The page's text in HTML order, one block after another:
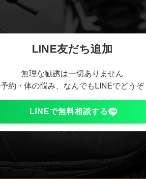
LINE友だち追加
無理な勧誘は一切ありません
予約・体の悩み、なんでもLINEでどうぞ
LINEで無料相談する